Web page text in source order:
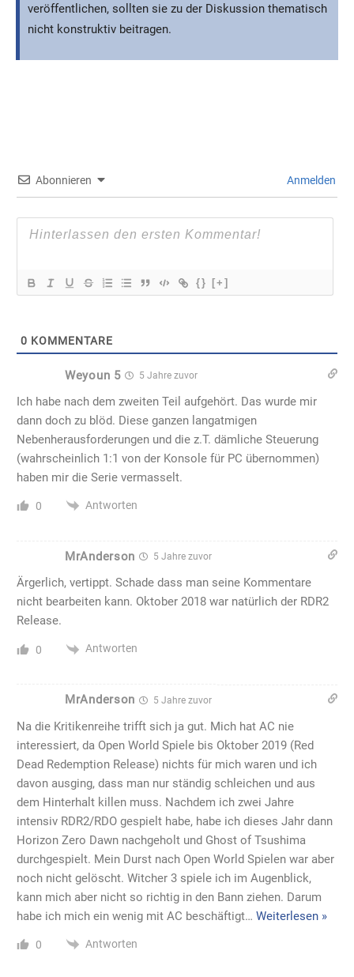
veröffentlichen, sollten sie zu der Diskussion thematisch
nicht konstruktiv beitragen.
Abonnieren Anmelden
{} [+]
0 KOMMENTARE
Weyoun 5 5 Jahre zuvor
Ich habe nach dem zweiten Teil aufgehört. Das wurde mir
dann doch zu blöd. Diese ganzen langatmigen
Nebenherausforderungen und die z.T. dämliche Steuerung
(wahrscheinlich 1:1 von der Konsole für PC übernommen)
haben mir die Serie vermasselt.
0 Antworten
MrAnderson 5 Jahre zuvor
Ärgerlich, vertippt. Schade dass man seine Kommentare
nicht bearbeiten kann. Oktober 2018 war natürlich der RDR2
Release.
0 Antworten
MrAnderson 5 Jahre zuvor
Na die Kritikenreihe trifft sich ja gut. Mich hat AC nie
interessiert, da Open World Spiele bis Oktober 2019 (Red
Dead Redemption Release) nichts für mich waren und ich
davon ausging, dass man nur ständig schleichen und aus
dem Hinterhalt killen muss. Nachdem ich zwei Jahre
intensiv RDR2/RDO gespielt habe, habe ich dieses Jahr dann
Horizon Zero Dawn nachgeholt und Ghost of Tsushima
durchgespielt. Mein Durst nach Open World Spielen war aber
noch nicht gelöscht. Witcher 3 spiele ich im Augenblick,
kann mich aber nicht so richtig in den Bann ziehen. Darum
habe ich mich ein wenig mit AC beschäftigt… Weiterlesen »
0 Antworten